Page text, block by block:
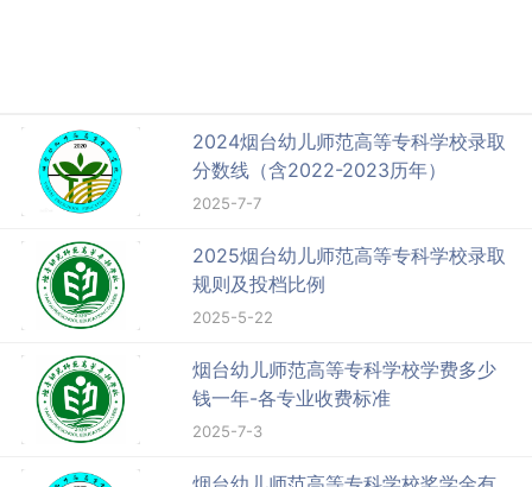
2024烟台幼儿师范高等专科学校录取
分数线（含2022-2023历年）
2025-7-7
2025烟台幼儿师范高等专科学校录取
规则及投档比例
2025-5-22
烟台幼儿师范高等专科学校学费多少
钱一年-各专业收费标准
2025-7-3